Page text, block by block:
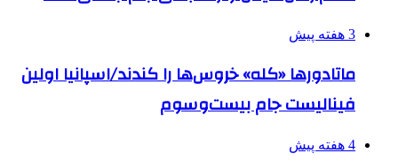
3 هفته پیش
ماتادورها «کله» خروس‌ها را کندند/اسپانیا اولین
فینالیست جام بیست‌وسوم
4 هفته پیش